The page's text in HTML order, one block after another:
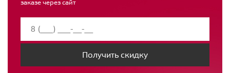
заказе через сайт
Получить скидку